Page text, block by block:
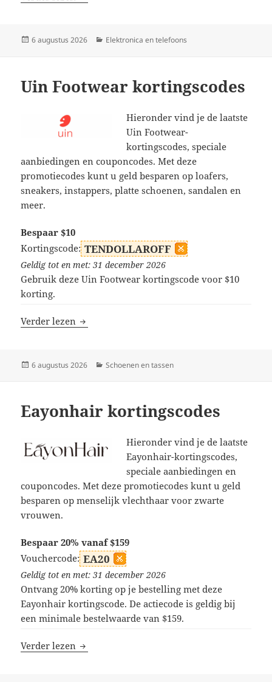
Geplaatst
6 augustus 2026 Categorieën
Elektronica en telefoons
Uin Footwear kortingscodes
Hieronder vind je de laatste
Uin Footwear-
kortingscodes, speciale
aanbiedingen en couponcodes. Met deze
promotiecodes kunt u geld besparen op loafers,
sneakers, instappers, platte schoenen, sandalen en
meer.
Bespaar $10
Kortingscode: TENDOLLAROFF
Geldig tot en met: 31 december 2026
Gebruik deze Uin Footwear kortingscode voor $10
korting.
Verder lezen Uin Footwear kortingscodes
Geplaatst
6 augustus 2026 Categorieën
Schoenen en tassen
Eayonhair kortingscodes
Hieronder vind je de laatste
Eayonhair-kortingscodes,
speciale aanbiedingen en
couponcodes. Met deze promotiecodes kunt u geld
besparen op menselijk vlechthaar voor zwarte
vrouwen.
Bespaar 20% vanaf $159
Vouchercode: EA20
Geldig tot en met: 31 december 2026
Ontvang 20% korting op je bestelling met deze
Eayonhair kortingscode. De actiecode is geldig bij
een minimale bestelwaarde van $159.
Verder lezen Eayonhair kortingscodes